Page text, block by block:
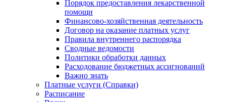
Порядок предоставления лекарственной
помощи
Финансово-хозяйственная деятельность
Договор на оказание платных услуг
Правила внутреннего распорядка
Сводные ведомости
Политики обработки данных
Расходование бюджетных ассигнований
Важно знать
Платные услуги (Справки)
Расписание